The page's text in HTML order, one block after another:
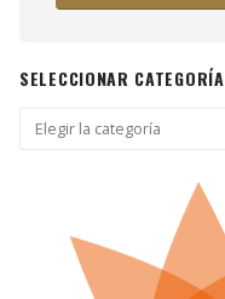
SELECCIONAR CATEGORÍA
Seleccionar
categoría